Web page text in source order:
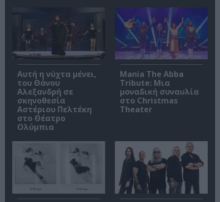
Αυτή η νύχτα μένει,
του Θάνου
Αλεξανδρή σε
σκηνοθεσία
Αστέριου Πελτέκη
στο Θέατρο
Ολύμπια
Mania The Abba
Tribute: Μια
μοναδική συναυλία
στο Christmas
Theater